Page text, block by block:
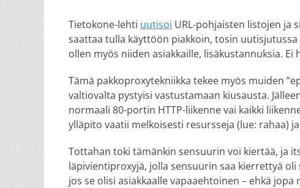
Tietokone-lehti uutisoi URL-pohjaisten listojen ja
saattaa tulla käyttöön piakkoin, tosin
ollen myös niiden asiakkaille, lisäkustannuksia. Ei
Tämä pakkoproxytekniikka tekee myös muiden
valtiovalta pystyisi vastustamaan kiusausta.
normaali 80-portin HTTP-liikenne vai kaikki
ylläpito vaatii melkoisesti resursseja (lue: rahaa)
Tottahan toki tämänkin sensuurin voi kiertää, ja
läpivientiproxyjä, jolla sensuurin saa kierrettyä
jos se olisi asiakkaalle vapaaehtoinen – ehkä